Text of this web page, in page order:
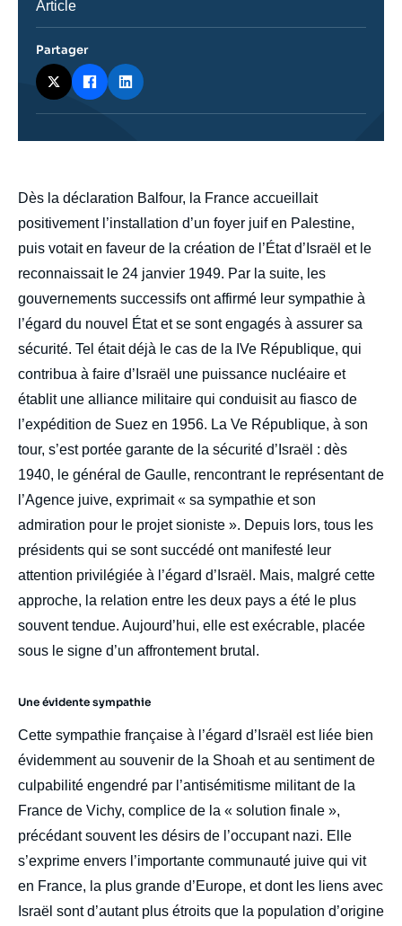
body
Dès la déclaration Balfour, la France accueillait
positivement l’installation d’un foyer juif en Palestine,
puis votait en faveur de la création de l’État d’Israël et le
reconnaissait le 24 janvier 1949. Par la suite, les
gouvernements successifs ont affirmé leur sympathie à
l’égard du nouvel État et se sont engagés à assurer sa
sécurité. Tel était déjà le cas de la IVe République, qui
contribua à faire d’Israël une puissance nucléaire et
établit une alliance militaire qui conduisit au fiasco de
l’expédition de Suez en 1956. La Ve République, à son
tour, s’est portée garante de la sécurité d’Israël : dès
1940, le général de Gaulle, rencontrant le représentant de
l’Agence juive, exprimait « sa sympathie et son
admiration pour le projet sioniste ». Depuis lors, tous les
présidents qui se sont succédé ont manifesté leur
attention privilégiée à l’égard d’Israël. Mais, malgré cette
approche, la relation entre les deux pays a été le plus
souvent tendue. Aujourd’hui, elle est exécrable, placée
sous le signe d’un affrontement brutal.
Une évidente sympathie
Cette sympathie française à l’égard d’Israël est liée bien
évidemment au souvenir de la Shoah et au sentiment de
culpabilité engendré par l’antisémitisme militant de la
France de Vichy, complice de la « solution finale »,
précédant souvent les désirs de l’occupant nazi. Elle
s’exprime envers l’importante communauté juive qui vit
en France, la plus grande d’Europe, et dont les liens avec
Israël sont d’autant plus étroits que la population d’origine
Catégorie
Article
Partager